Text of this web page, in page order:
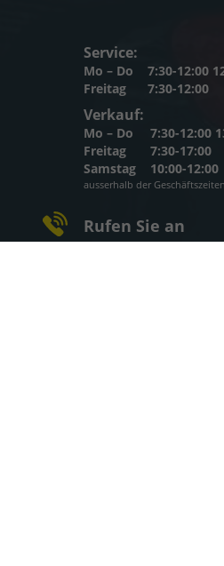
Service:
Mo – Do
7:30-12:00
Freitag
7:30-12:00
Verkauf:
Mo – Do
7:30-12:00
Freitag
7:30-17:00
Samstag
10:00-12:00
ausserhalb der
Rufen Sie an